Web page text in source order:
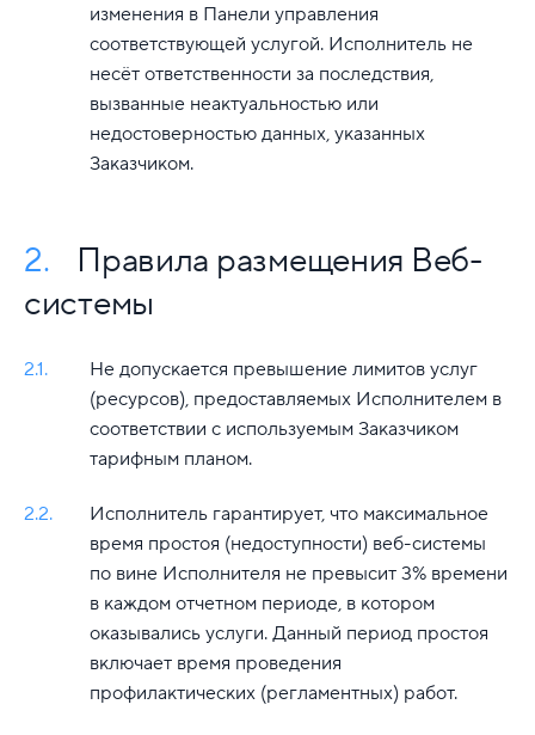
изменения в Панели управления
соответствующей услугой. Исполнитель не
несёт ответственности за последствия,
вызванные неактуальностью или
недостоверностью данных, указанных
Заказчиком.
2.
Правила размещения Веб-
системы
2.1.
Не допускается превышение лимитов услуг
(ресурсов), предоставляемых Исполнителем в
соответствии с используемым Заказчиком
тарифным планом.
2.2.
Исполнитель гарантирует, что максимальное
время простоя (недоступности) веб-системы
по вине Исполнителя не превысит 3% времени
в каждом отчетном периоде, в котором
оказывались услуги. Данный период простоя
включает время проведения
профилактических (регламентных) работ.